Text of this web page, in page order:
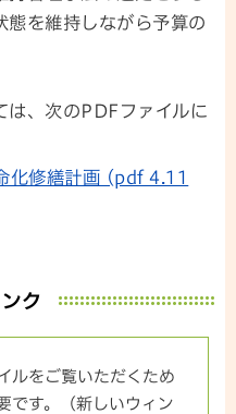
態を維持しながら予算の
は、次のPDFファイルに
化修繕計画 (pdf 4.11
ク
ルをご覧いただくため
です。（新しいウィン